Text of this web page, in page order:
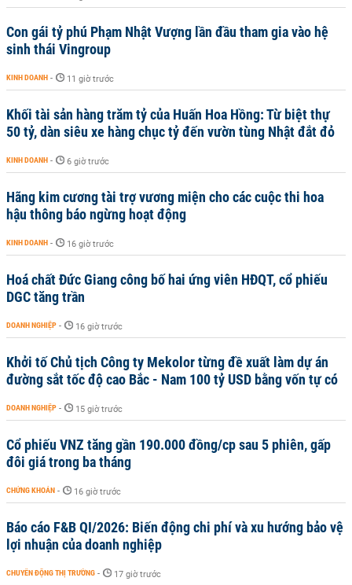
Con gái tỷ phú Phạm Nhật Vượng lần đầu tham gia vào hệ
sinh thái Vingroup
KINH DOANH - 11 giờ trước
Khối tài sản hàng trăm tỷ của Huấn Hoa Hồng: Từ biệt thự
50 tỷ, dàn siêu xe hàng chục tỷ đến vườn tùng Nhật đắt đỏ
KINH DOANH - 6 giờ trước
Hãng kim cương tài trợ vương miện cho các cuộc thi hoa
hậu thông báo ngừng hoạt động
KINH DOANH - 16 giờ trước
Hoá chất Đức Giang công bố hai ứng viên HĐQT, cổ phiếu
DGC tăng trần
DOANH NGHIỆP - 16 giờ trước
Khởi tố Chủ tịch Công ty Mekolor từng đề xuất làm dự án
đường sắt tốc độ cao Bắc - Nam 100 tỷ USD bằng vốn tự có
DOANH NGHIỆP - 15 giờ trước
Cổ phiếu VNZ tăng gần 190.000 đồng/cp sau 5 phiên, gấp
đôi giá trong ba tháng
CHỨNG KHOÁN - 16 giờ trước
Báo cáo F&B QI/2026: Biến động chi phí và xu hướng bảo vệ
lợi nhuận của doanh nghiệp
CHUYỂN ĐỘNG THỊ TRƯỜNG - 17 giờ trước